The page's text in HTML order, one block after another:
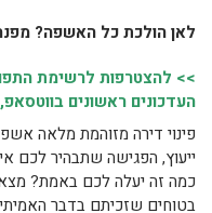
לאן הולכת כל האשפה?
>> להצטרפות לרשימת
העדכונים ראשונים
פינוי דירה מזוהמת מלאה
ייעוץ, הפגישה שתבהיר לכם
כמה זה יעלה לכם באמת?
בטוחים שזכיתם בדבר